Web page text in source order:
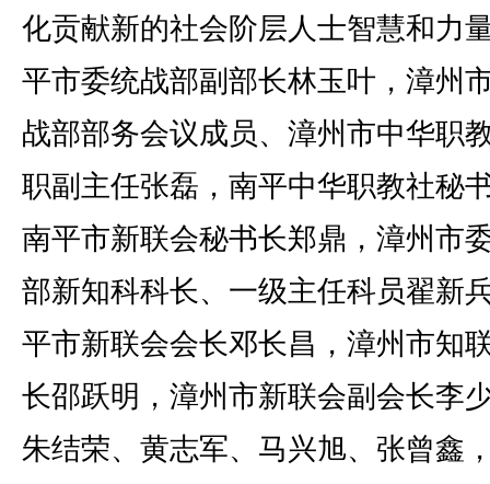
化贡献新的社会阶层人士智慧和力
平市委统战部副部长林玉叶，漳州
战部部务会议成员、漳州市中华职
职副主任张磊，南平中华职教社秘
南平市新联会秘书长郑鼎，漳州市
部新知科科长、一级主任科员翟新
平市新联会会长邓长昌，漳州市知
长邵跃明，漳州市新联会副会长李
朱结荣、黄志军、马兴旭、张曾鑫